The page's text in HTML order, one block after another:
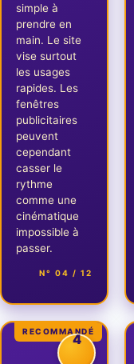
simple à
prendre en
main. Le site
vise surtout
les usages
rapides. Les
fenêtres
publicitaires
peuvent
cependant
casser le
rythme
comme une
cinématique
impossible à
passer.
N° 04 / 12
RECOMMANDÉ
4